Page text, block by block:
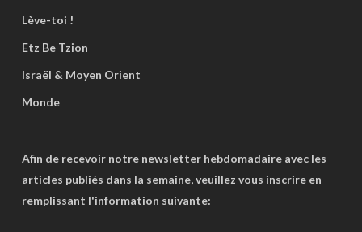
Lève-toi !
Etz Be Tzion
Israël & Moyen Orient
Monde
Afin de recevoir notre newsletter hebdomadaire avec les
articles publiés dans la semaine, veuillez vous inscrire en
remplissant l'information suivante: